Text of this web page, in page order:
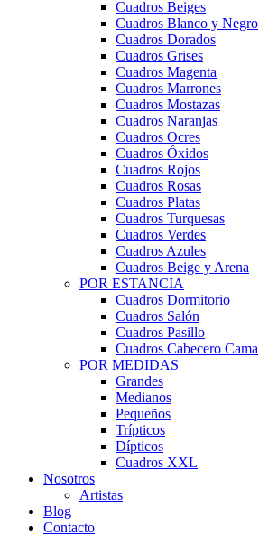
Cuadros Beiges
Cuadros Blanco y Negro
Cuadros Dorados
Cuadros Grises
Cuadros Magenta
Cuadros Marrones
Cuadros Mostazas
Cuadros Naranjas
Cuadros Ocres
Cuadros Óxidos
Cuadros Rojos
Cuadros Rosas
Cuadros Platas
Cuadros Turquesas
Cuadros Verdes
Cuadros Azules
Cuadros Beige y Arena
POR ESTANCIA
Cuadros Dormitorio
Cuadros Salón
Cuadros Pasillo
Cuadros Cabecero Cama
POR MEDIDAS
Grandes
Medianos
Pequeños
Trípticos
Dípticos
Cuadros XXL
Nosotros
Artistas
Blog
Contacto